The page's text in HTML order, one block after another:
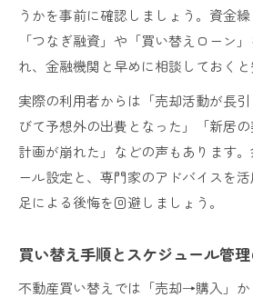
うかを事前に確認しましょう。資金
「つなぎ融資」や「買い替えローン
れ、金融機関と早めに相談しておくと
実際の利用者からは「売却活動が長
びて予想外の出費となった」「新居
計画が崩れた」などの声もあります
ール設定と、専門家のアドバイスを
足による後悔を回避しましょう。
買い替え手順とスケジュール管
不動産買い替えでは「売却→購入」